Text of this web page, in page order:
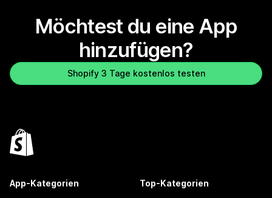
Möchtest du eine App
hinzufügen?
Shopify 3 Tage kostenlos testen
App-Kategorien Top-Kategorien